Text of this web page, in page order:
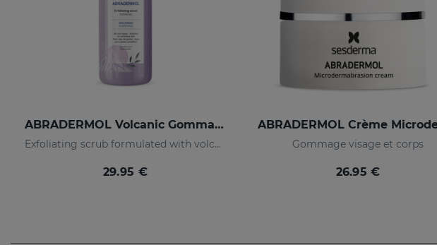
ABRADERMOL Volcanic Gommage Exfoliant 250 Ml.
Exfoliating scrub formulated with volcanic rock.
29.95 €
Gommage visage et corps
26.95 €